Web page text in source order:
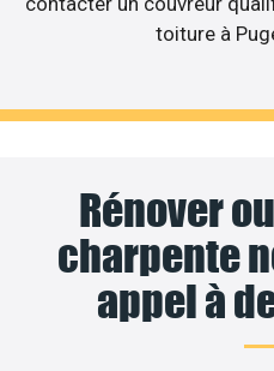
toiture à
Rénover
charpente
appel à